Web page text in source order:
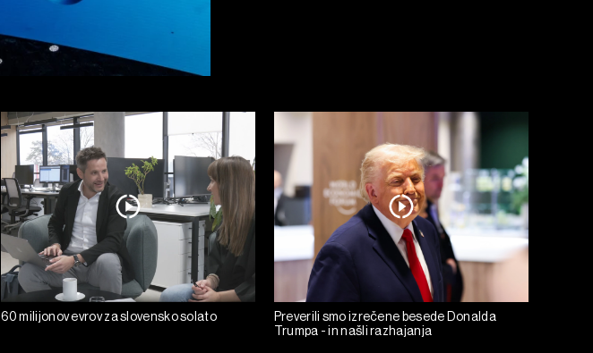
60 milijonov evrov za slovensko solato
Preverili smo izrečene besede Donalda
Trumpa - in našli razhajanja